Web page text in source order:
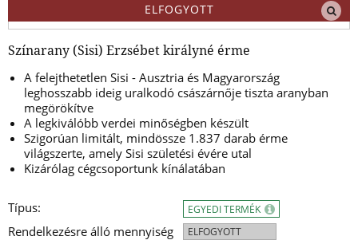
ELFOGYOTT
Színarany (Sisi) Erzsébet királyné érme
A felejthetetlen Sisi - Ausztria és Magyarország
leghosszabb ideig uralkodó császárnője tiszta aranyban
megörökítve
A legkiválóbb verdei minőségben készült
Szigorúan limitált, mindössze 1.837 darab érme
világszerte, amely Sisi születési évére utal
Kizárólag cégcsoportunk kínálatában
Típus:
Rendelkezésre álló mennyiség
EGYEDI TERMÉK
ELFOGYOTT